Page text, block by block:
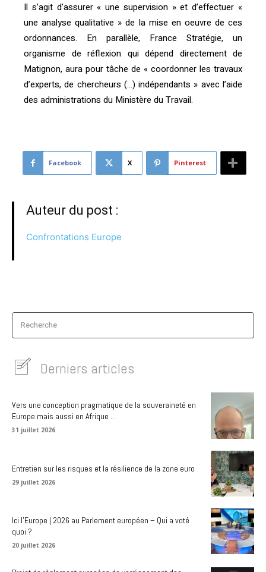
Il s’agit d’assurer « une supervision » et d’effectuer «
une analyse qualitative » de la mise en oeuvre de ces
ordonnances. En parallèle, France Stratégie, un
organisme de réflexion qui dépend directement de
Matignon, aura pour tâche de « coordonner les travaux
d’experts, de chercheurs (…) indépendants » avec l’aide
des administrations du Ministère du Travail.
Facebook X Pinterest
Auteur du post :
Confrontations Europe
Recherche
Derniers articles
Vers une conception pragmatique de la souveraineté en
Europe mais aussi en Afrique …
31 juillet 2026
Entretien sur les risques et la résilience de la zone euro
29 juillet 2026
Ici l’Europe | 2026 au Parlement européen – Qui a voté
quoi ?
20 juillet 2026